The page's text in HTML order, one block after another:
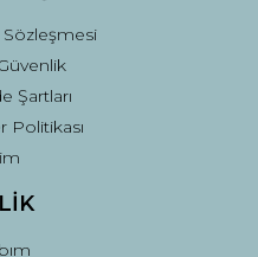
Sözleşmesi
Şartları
Politikası